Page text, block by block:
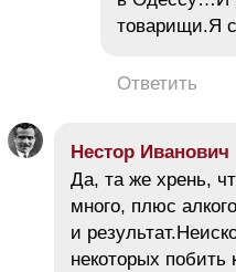
товарищи.Я
Ответить
Нестор Иванович
Да, та же хрень,
много, плюс
и
некоторых побить